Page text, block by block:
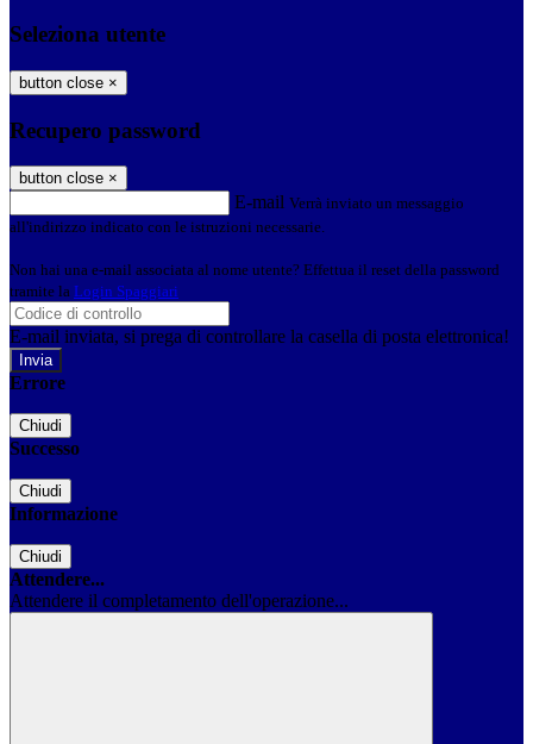
Seleziona utente
button close ×
Recupero password
button close ×
E-mail Verrà inviato un messaggio
all'indirizzo indicato con le istruzioni necessarie.
Non hai una e-mail associata al nome utente? Effettua il reset della password
tramite la Login Spaggiari
E-mail inviata, si prega di controllare la casella di posta elettronica!
Errore
Chiudi
Successo
Chiudi
Informazione
Chiudi
Attendere...
Attendere il completamento dell'operazione...